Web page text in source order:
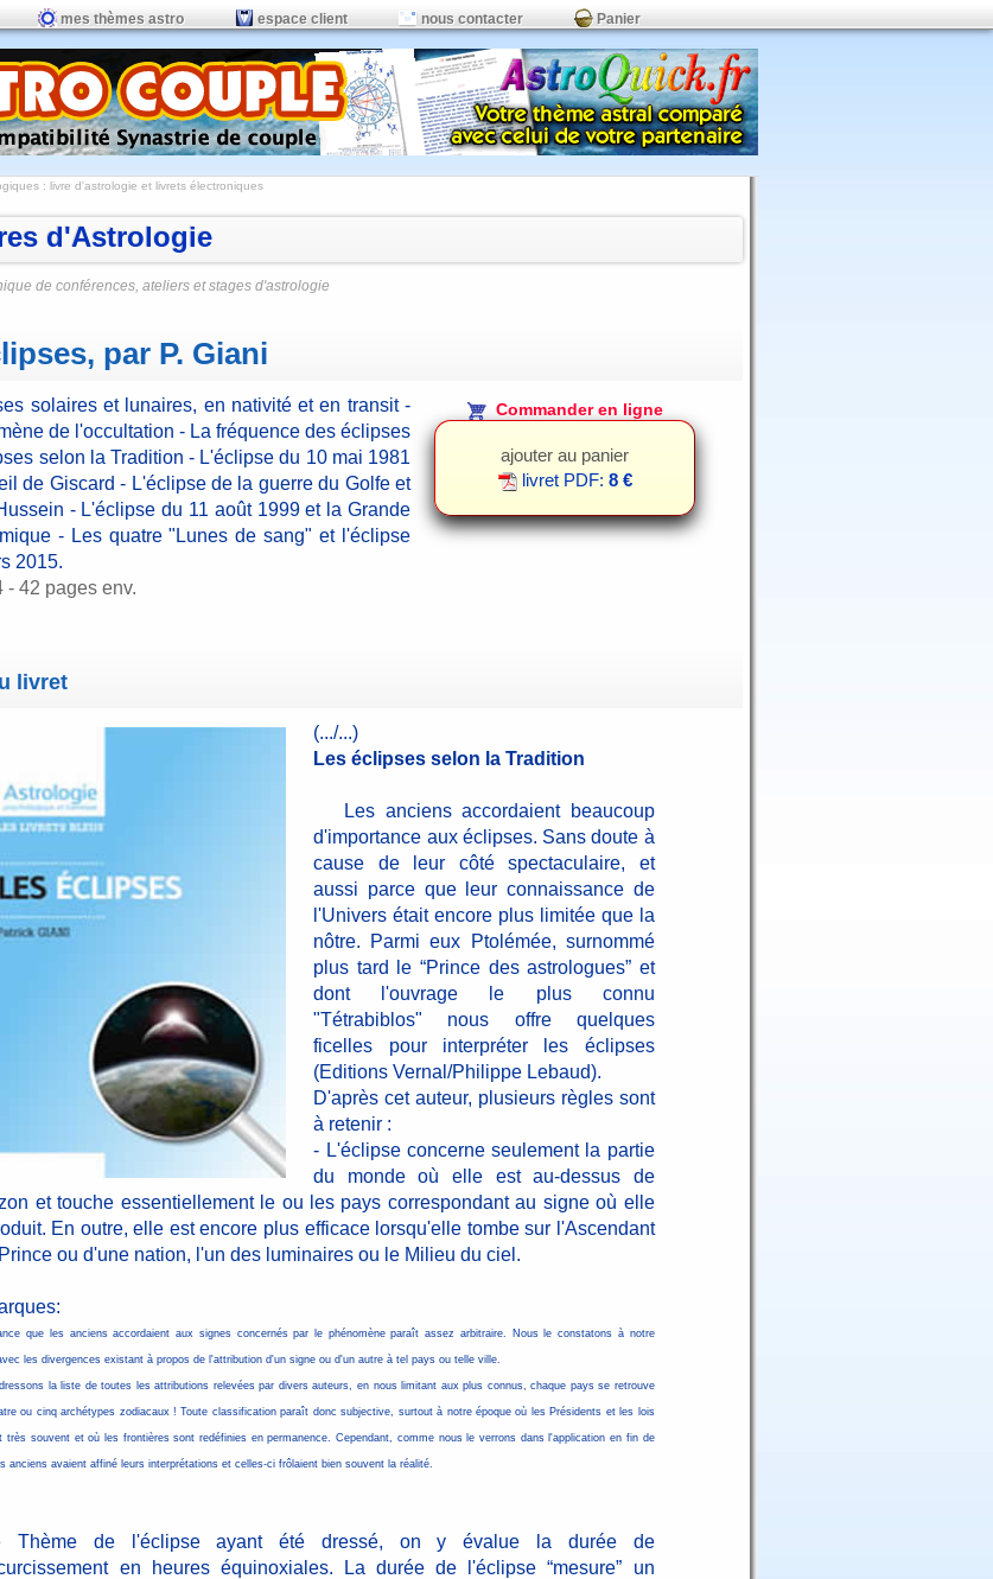
mes thèmes astro espace client nous contacter Panier
: livre d'astrologie et livrets électroniques
d'Astrologie
de conférences, ateliers et stages d'astrologie
par P. Giani
Commander en ligne
ajouter au panier
livret PDF: 8 €
solaires et lunaires, en nativité et en transit -
de l'occultation - La fréquence des éclipses
selon la Tradition - L'éclipse du 10 mai 1981
de Giscard - L'éclipse de la guerre du Golfe et
- L'éclipse du 11 août 1999 et la Grande
- Les quatre "Lunes de sang" et l'éclipse
2015.
- 42 pages env.
livret
(.../...)
Les éclipses selon la Tradition
Les anciens accordaient beaucoup
d'importance aux éclipses. Sans doute à
cause de leur côté spectaculaire, et
aussi parce que leur connaissance de
l'Univers était encore plus limitée que la
nôtre. Parmi eux Ptolémée, surnommé
plus tard le “Prince des astrologues” et
dont l'ouvrage le plus connu
"Tétrabiblos" nous offre quelques
ficelles pour interpréter les éclipses
(Editions Vernal/Philippe Lebaud).
D'après cet auteur, plusieurs règles sont
à retenir :
- L'éclipse concerne seulement la partie
du monde où elle est au-dessus de
et touche essentiellement le ou les pays correspondant au signe où elle
En outre, elle est encore plus efficace lorsqu'elle tombe sur l'Ascendant
ou d'une nation, l'un des luminaires ou le Milieu du ciel.
que les anciens accordaient aux signes concernés par le phénomène paraît assez arbitraire. Nous le constatons à notre
les divergences existant à propos de l'attribution d'un signe ou d'un autre à tel pays ou telle ville.
la liste de toutes les attributions relevées par divers auteurs, en nous limitant aux plus connus, chaque pays se retrouve
ou cinq archétypes zodiacaux ! Toute classification paraît donc subjective, surtout à notre époque où les Présidents et les lois
très souvent et où les frontières sont redéfinies en permanence. Cependant, comme nous le verrons dans l'application en fin de
anciens avaient affiné leurs interprétations et celles-ci frôlaient bien souvent la réalité.
Thème de l'éclipse ayant été dressé, on y évalue la durée de
en heures équinoxiales. La durée de l'éclipse “mesure” un